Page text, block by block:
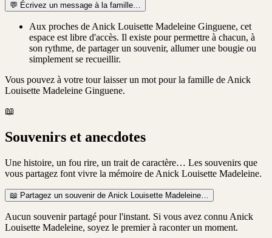
💬 Écrivez un message à la famille…
Aux proches de Anick Louisette Madeleine Ginguene, cet
espace est libre d'accès. Il existe pour permettre à chacun, à
son rythme, de partager un souvenir, allumer une bougie ou
simplement se recueillir.
Vous pouvez à votre tour laisser un mot pour la famille deAnick
Louisette Madeleine Ginguene.
📖
Souvenirs et anecdotes
Une histoire, un fou rire, un trait de caractère… Les souvenirs que
vous partagez font vivre la mémoire de Anick Louisette Madeleine.
📖 Partagez un souvenir de Anick Louisette Madeleine…
Aucun souvenir partagé pour l'instant. Si vous avez connu Anick
Louisette Madeleine, soyez le premier à raconter un moment.